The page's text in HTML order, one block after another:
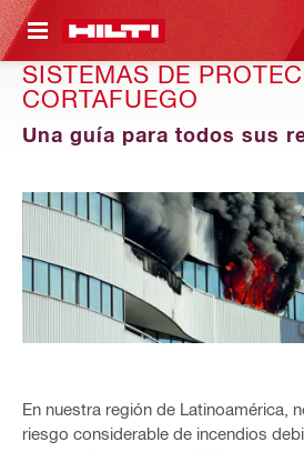
PRINCIPAL
SISTEMAS DE
CORTAFUEGO
Una guía para todos sus
En nuestra región de Latinoamérica,
riesgo considerable de incendios